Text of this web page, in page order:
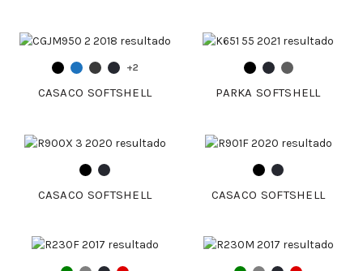
+2
CASACO SOFTSHELL PARKA SOFTSHELL
CASACO SOFTSHELL CASACO SOFTSHELL